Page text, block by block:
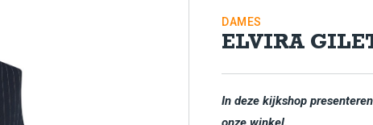
DAMES
ELVIRA
In deze kijkshop